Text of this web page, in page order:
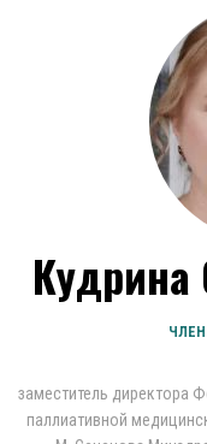
заместитель директора
паллиативной